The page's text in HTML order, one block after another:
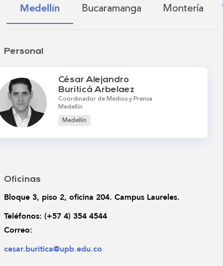
Medellín Bucaramanga Montería
Personal
César Alejandro
Buriticá Arbelaez
Coordinador de Medios y Prensa
Medellín
Medellín
Oficinas
Bloque 3, piso 2, oficina 204. Campus Laureles.
Teléfonos: (+57 4) 354 4544
Correo:
cesar.buritica@upb.edu.co